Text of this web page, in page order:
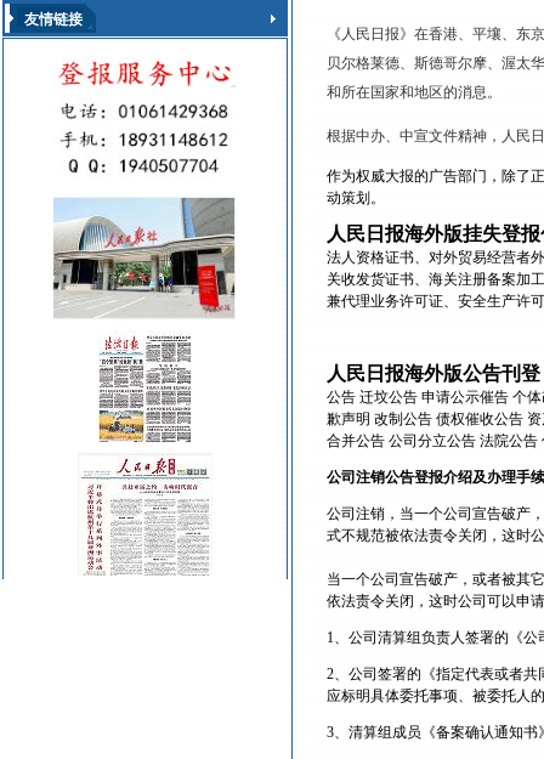
友情链接
《人民日报》在香港、平壤、
贝尔格莱德、斯德哥尔摩、渥太
和所在国家和地区的消息。
根据中办、中宣文件精神，人民
作为权威大报的广告部门，除了
动策划。
人民日报海外版挂失登
法人资格证书、对外贸易经营者
关收发货证书、海关注册备案加
兼代理业务许可证、安全生产许
人民日报海外版公告刊
公告 迁坟公告 申请公示催告 个
歉声明 改制公告 债权催收公告
合并公告 公司分立公告 法院公告
公司注销公告登报介绍及办理手
公司注销，当一个公司宣告破产
式不规范被依法责令关闭，这时
当一个公司宣告破产，或者被其
依法责令关闭，这时公司可以申
1、公司清算组负责人签署的《
2、公司签署的《指定代表或者
应标明具体委托事项、被委托人
3、清算组成员《备案确认通知书